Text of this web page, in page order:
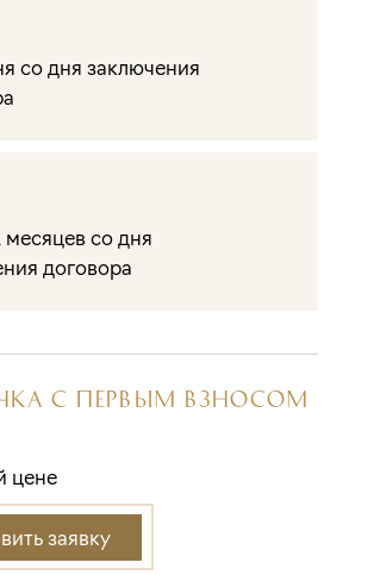
со дня заключения
месяцев со дня
договора
С ПЕРВЫМ ВЗНОСОМ
цене
заявку